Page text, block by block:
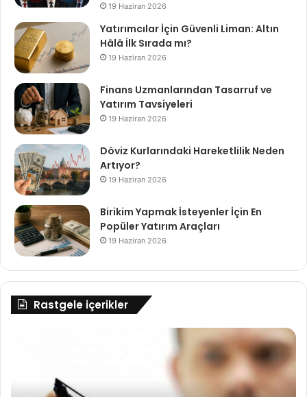
19 Haziran 2026
Yatırımcılar İçin Güvenli Liman: Altın
Hâlâ İlk Sırada mı?
19 Haziran 2026
Finans Uzmanlarından Tasarruf ve
Yatırım Tavsiyeleri
19 Haziran 2026
Döviz Kurlarındaki Hareketlilik Neden
Artıyor?
19 Haziran 2026
Birikim Yapmak İsteyenler İçin En
Popüler Yatırım Araçları
19 Haziran 2026
Rastgele içerikler